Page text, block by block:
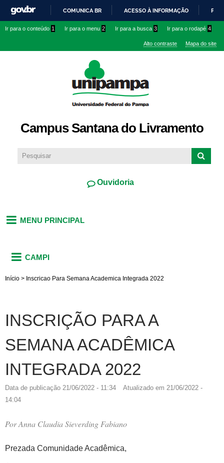
conteúdo
IR
O
COMUNICA BR ACESSO À INFORMAÇÃO
Ir para o conteúdo 1 Ir para o menu 2 Ir para a busca 3 Ir para o rodapé 4
Alto contraste Mapa do site
Campus Santana do Livramento
Ouvidoria
MENU PRINCIPAL
CAMPI
Início > Inscricao Para Semana Academica Integrada 2022
INSCRIÇÃO PARA A
SEMANA ACADÊMICA
INTEGRADA 2022
Data de publicação 21/06/2022 - 11:34 Atualizado em 21/06/2022 -
14:04
PorAnna Claudia Sieverding Fabiano
Prezada Comunidade Acadêmica,